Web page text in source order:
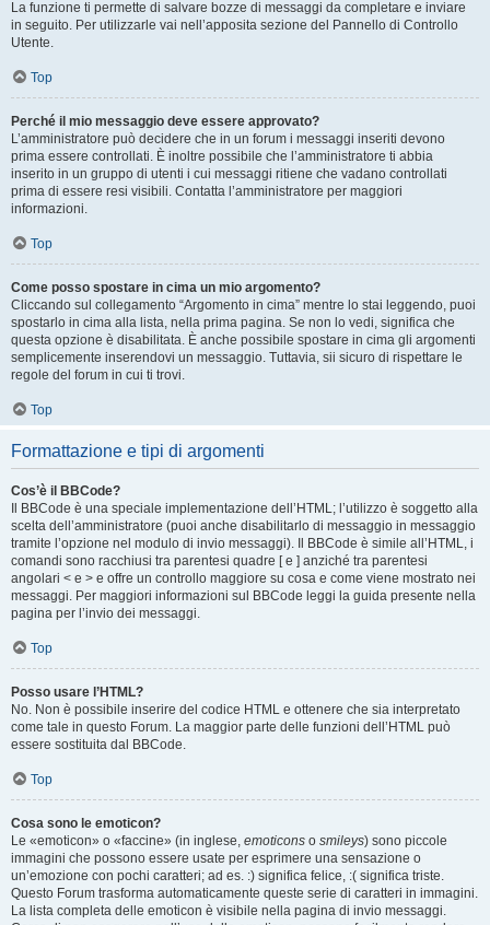
La funzione ti permette di salvare bozze di messaggi da completare e inviare
in seguito. Per utilizzarle vai nell’apposita sezione del Pannello di Controllo
Utente.
Top
Perché il mio messaggio deve essere approvato?
L’amministratore può decidere che in un forum i messaggi inseriti devono
prima essere controllati. È inoltre possibile che l’amministratore ti abbia
inserito in un gruppo di utenti i cui messaggi ritiene che vadano controllati
prima di essere resi visibili. Contatta l’amministratore per maggiori
informazioni.
Top
Come posso spostare in cima un mio argomento?
Cliccando sul collegamento “Argomento in cima” mentre lo stai leggendo, puoi
spostarlo in cima alla lista, nella prima pagina. Se non lo vedi, significa che
questa opzione è disabilitata. È anche possibile spostare in cima gli argomenti
semplicemente inserendovi un messaggio. Tuttavia, sii sicuro di rispettare le
regole del forum in cui ti trovi.
Top
Formattazione e tipi di argomenti
Cos’è il BBCode?
Il BBCode è una speciale implementazione dell’HTML; l’utilizzo è soggetto alla
scelta dell’amministratore (puoi anche disabilitarlo di messaggio in messaggio
tramite l’opzione nel modulo di invio messaggi). Il BBCode è simile all’HTML, i
comandi sono racchiusi tra parentesi quadre [ e ] anziché tra parentesi
angolari < e > e offre un controllo maggiore su cosa e come viene mostrato nei
messaggi. Per maggiori informazioni sul BBCode leggi la guida presente nella
pagina per l’invio dei messaggi.
Top
Posso usare l’HTML?
No. Non è possibile inserire del codice HTML e ottenere che sia interpretato
come tale in questo Forum. La maggior parte delle funzioni dell’HTML può
essere sostituita dal BBCode.
Top
Cosa sono le emoticon?
Le «emoticon» o «faccine» (in inglese, emoticons o smileys) sono piccole
immagini che possono essere usate per esprimere una sensazione o
un’emozione con pochi caratteri; ad es. :) significa felice, :( significa triste.
Questo Forum trasforma automaticamente queste serie di caratteri in immagini.
La lista completa delle emoticon è visibile nella pagina di invio messaggi.